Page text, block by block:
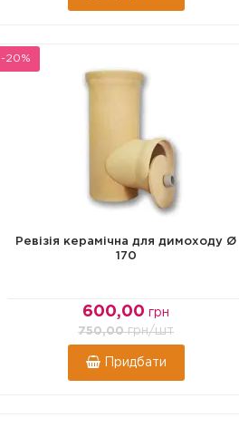
-20%
Ревізія керамічна для димоходу Ø
170
600,00 грн
750,00грн/шт
Придбати